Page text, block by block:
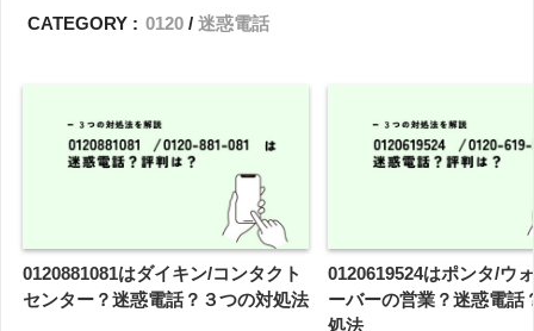
CATEGORY : 0120 迷惑電話
0120881081はダイキン/コンタクト
センター？迷惑電話？３つの対処法
0120619524はポンタ/ウ
ーバーの営業？迷惑電話
処法